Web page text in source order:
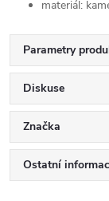
materiál:
Parametry
Diskuse
Značka
Ostatní